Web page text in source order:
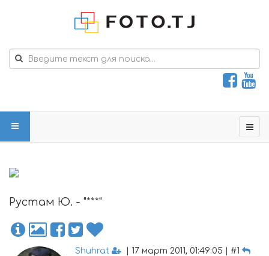
Рустам Ю. - "***"
Shuhrat | 17 март 2011, 01:49:05 | #1